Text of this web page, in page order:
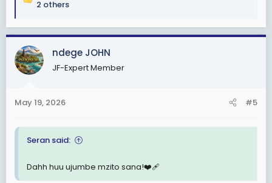
ni frustationna stress kutokana na kilevi na hasira.kwa
relationship nyingi za baba na watoto haziharibiki siku 1
zinajengwa taratibu..
za utotoni, memories, outings, bonding na presence ya
kabisa.
haraka.
R
a
c
t
i
o
s
2 others
ndege JOHN
JF-Expert Member
May 19, 2026 #5
Seran said:
Dahh huu ujumbe mzito sana!❤️‍🩹